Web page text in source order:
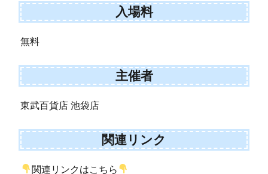
入場料
無料
主催者
東武百貨店 池袋店
関連リンク
関連リンクはこちら